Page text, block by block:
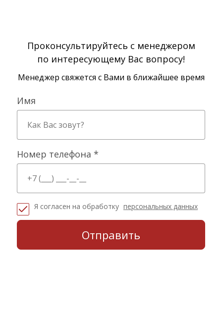
Проконсультируйтесь с менеджером
по интересующему Вас вопросу!
Менеджер свяжется с Вами в ближайшее время
Имя
Номер телефона *
Я согласен на обработку персональных данных